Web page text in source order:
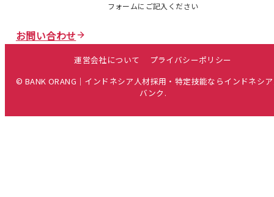
フォームにご記入ください
お問い合わせ
運営会社について
プライバシーポリシー
© BANK ORANG｜インドネシア人材採用・特定技能ならインドネシ
バンク.